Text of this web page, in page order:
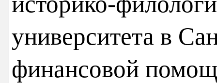
университета в
финансовой